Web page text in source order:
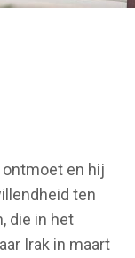
ontmoet en hij
ten
die in het
Irak in maart